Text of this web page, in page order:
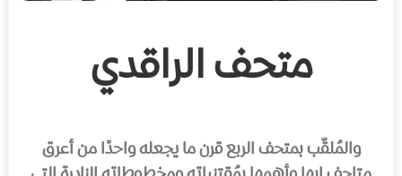
متحف الراقدي
والمُلقّب بمتحف الربع قرن ما يجعله واحدًا من أعرق